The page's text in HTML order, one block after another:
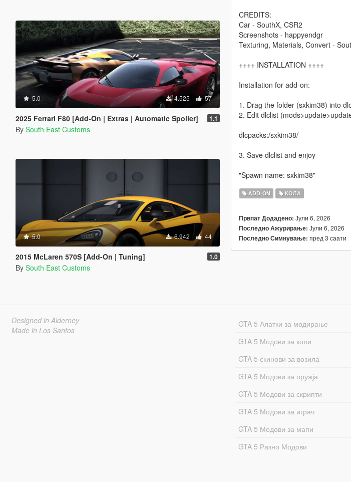
5.0 4.525 57
2025 Ferrari F80 [Add-On | Extras | Automatic Spoiler] 1.1
By South East Customs
5.0 6.942 44
2015 McLaren 570S [Add-On | Tuning] 1.0
By South East Customs
CREDITS:
Car - SouthX, CSR2
Screenshots - happyendgr
Texturing, Materials, Convert -
++++ INSTALLATION ++++
Installation for add-on:
1. Drag the folder (sxkim38) into
2. Edit dlclist
dlcpacks:/sxkim38/
3. Save dlclist and enjoy
"Spawn name: sxkim38"
ADD-ON КОЛА
Првпат Додадено: Јули 6, 2026
Последно Ажурирање: Јули 6, 2026
Последно Симнување: пред 3 саати
Designed in Alderney
Made in Los Santos
GTA 5 Алатки за модирање
GTA 5 Модови за коли
GTA 5 скинови за возила
GTA 5 Модови за оружја
GTA 5 Модови за скрипти
GTA 5 Модови за играч
GTA 5 Модови за мапи
GTA 5 Разно Модови